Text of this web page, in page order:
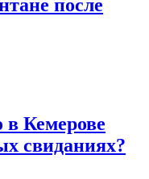
после
Кемерове
свиданиях?